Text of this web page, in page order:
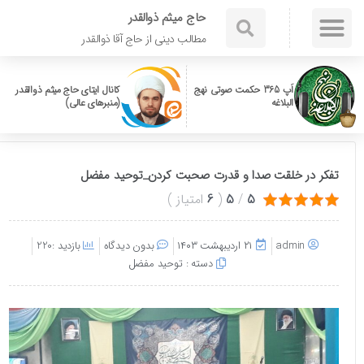
حاج میثم ذوالقدر
مطالب دینی از حاج آقا ذوالقدر
اَپ 365 حکمت صوتی نهج
البلاغه
کانال ایتای حاج میثم ذوالقدر
(منبرهای عالی)
تفکر در خلقت صدا و قدرت صحبت کردن_توحید مفضل
5
/
5
(
6 امتیاز)
admin ۲۱ اردیبهشت ۱۴۰۳ بدون دیدگاه
بازدید :220
دسته :توحید مفضل